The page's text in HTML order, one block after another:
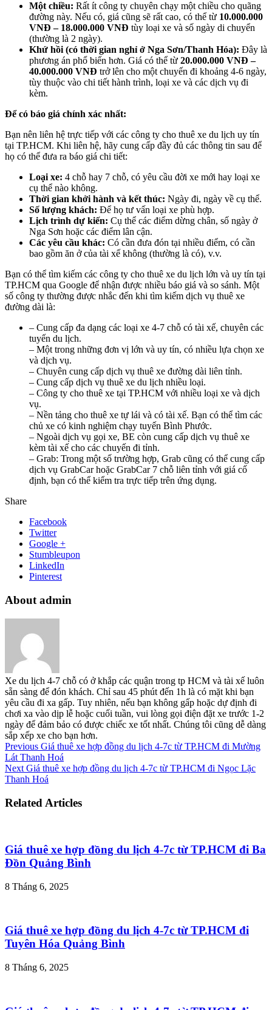
Một chiều: Rất ít công ty chuyên chạy một chiều cho quãng
đường này. Nếu có, giá cũng sẽ rất cao, có thể từ 10.000.000
VNĐ – 18.000.000 VNĐ tùy loại xe và số ngày di chuyển
(thường là 2 ngày).
Khứ hồi (có thời gian nghỉ ở Nga Sơn/Thanh Hóa): Đây là
phương án phổ biến hơn. Giá có thể từ 20.000.000 VNĐ –
40.000.000 VNĐ trở lên cho một chuyến đi khoảng 4-6 ngày,
tùy thuộc vào chi tiết hành trình, loại xe và các dịch vụ đi
kèm.
Để có báo giá chính xác nhất:
Bạn nên liên hệ trực tiếp với các công ty cho thuê xe du lịch uy tín
tại TP.HCM. Khi liên hệ, hãy cung cấp đầy đủ các thông tin sau để
họ có thể đưa ra báo giá chi tiết:
Loại xe: 4 chỗ hay 7 chỗ, có yêu cầu đời xe mới hay loại xe
cụ thể nào không.
Thời gian khởi hành và kết thúc: Ngày đi, ngày về cụ thể.
Số lượng khách: Để họ tư vấn loại xe phù hợp.
Lịch trình dự kiến: Cụ thể các điểm dừng chân, số ngày ở
Nga Sơn hoặc các điểm lân cận.
Các yêu cầu khác: Có cần đưa đón tại nhiều điểm, có cần
bao gồm ăn ở của tài xế không (thường là có), v.v.
Bạn có thể tìm kiếm các công ty cho thuê xe du lịch lớn và uy tín tại
TP.HCM qua Google để nhận được nhiều báo giá và so sánh. Một
số công ty thường được nhắc đến khi tìm kiếm dịch vụ thuê xe
đường dài là:
– Cung cấp đa dạng các loại xe 4-7 chỗ có tài xế, chuyên các
tuyến du lịch.
– Một trong những đơn vị lớn và uy tín, có nhiều lựa chọn xe
và dịch vụ.
– Chuyên cung cấp dịch vụ thuê xe đường dài liên tỉnh.
– Cung cấp dịch vụ thuê xe du lịch nhiều loại.
– Công ty cho thuê xe tại TP.HCM với nhiều loại xe và dịch
vụ.
– Nền tảng cho thuê xe tự lái và có tài xế. Bạn có thể tìm các
chủ xe có kinh nghiệm chạy tuyến Bình Phước.
– Ngoài dịch vụ gọi xe, BE còn cung cấp dịch vụ thuê xe
kèm tài xế cho các chuyến đi tỉnh.
– Grab: Trong một số trường hợp, Grab cũng có thể cung cấp
dịch vụ GrabCar hoặc GrabCar 7 chỗ liên tỉnh với giá cố
định, bạn có thể kiểm tra trực tiếp trên ứng dụng.
Share
Facebook
Twitter
Google +
Stumbleupon
LinkedIn
Pinterest
About admin
Xe du lịch 4-7 chỗ có ở khắp các quận trong tp HCM và tài xế luôn
sẵn sàng để đón khách. Chỉ sau 45 phút đến 1h là có mặt khi bạn
yêu cầu đi xa gấp. Tuy nhiên, nếu bạn không gấp hoặc dự định đi
chơi xa vào dịp lễ hoặc cuối tuần, vui lòng gọi điện đặt xe trước 1-2
ngày để đảm bảo có được chiếc xe tốt nhất. Chúng tôi cũng dễ dàng
sắp xếp xe cho bạn hơn.
Previous Giá thuê xe hợp đồng du lịch 4-7c từ TP.HCM đi Mường
Lát Thanh Hoá
Next Giá thuê xe hợp đồng du lịch 4-7c từ TP.HCM đi Ngọc Lặc
Thanh Hoá
Related Articles
Giá thuê xe hợp đồng du lịch 4-7c từ TP.HCM đi Ba
Đồn Quảng Bình
8 Tháng 6, 2025
Giá thuê xe hợp đồng du lịch 4-7c từ TP.HCM đi
Tuyên Hóa Quảng Bình
8 Tháng 6, 2025